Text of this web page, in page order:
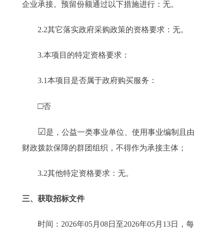
企业承接。预留份额通过以下措施进行：无。
2.2其它落实政府采购政策的资格要求：无。
3.本项目的特定资格要求：
3.1本项目是否属于政府购买服务：
□否
☑是，公益一类事业单位、使用事业编制且由
财政拨款保障的群团组织，不得作为承接主体；
3.2其他特定资格要求：无。
三、获取招标文件
时间：2026年05月08日至2026年05月13日，每